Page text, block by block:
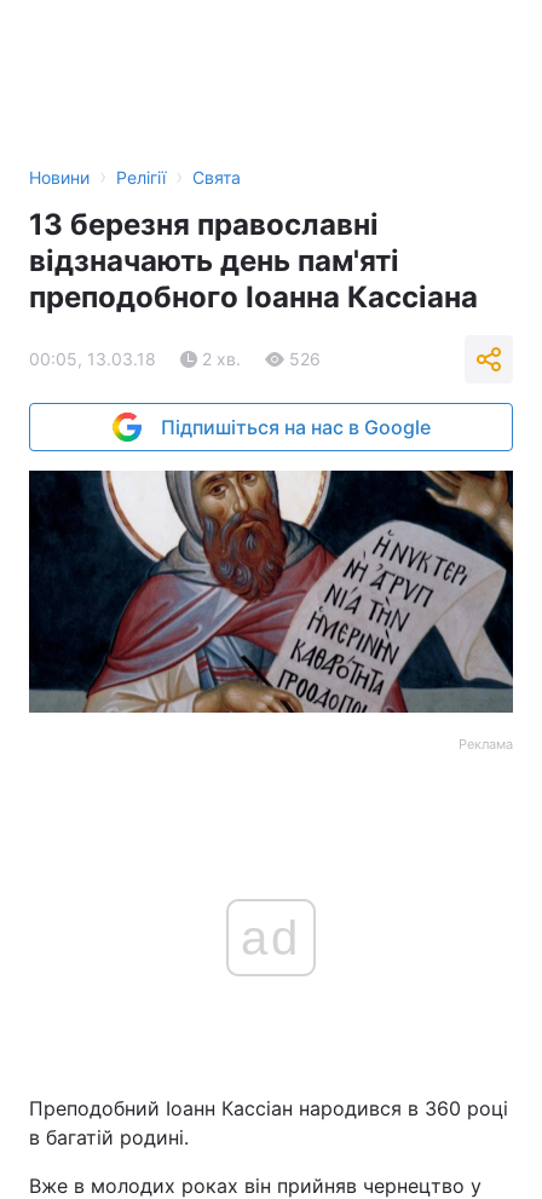
Новини › Релігії › Свята
13 березня православні
відзначають день пам'яті
преподобного Іоанна Кассіана
00:05, 13.03.18 2 хв. 526
Підпишіться на нас в Google
Реклама
ad
Преподобний Іоанн Кассіан народився в 360 році
в багатій родині.
Вже в молодих роках він прийняв чернецтво у